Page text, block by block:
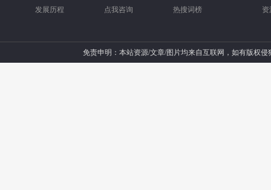
发展历程
点我咨询
热搜词榜
资
免责申明：本站资源/文章/图片均来自互联网，如有版权